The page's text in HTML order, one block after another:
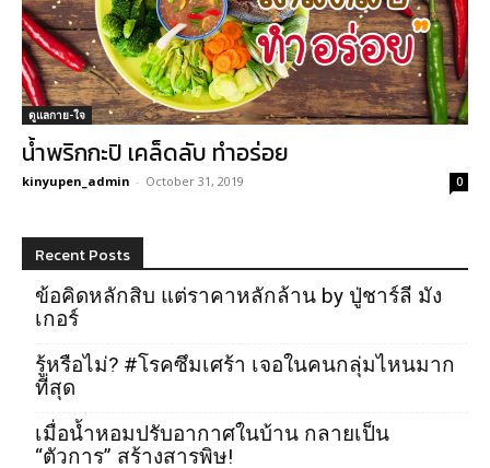
ดูแลกาย-ใจ
น้ำพริกกะปิ เคล็ดลับ ทำอร่อย
kinyupen_admin - October 31, 2019 0
Recent Posts
ข้อคิดหลักสิบ แต่ราคาหลักล้าน by ปู่ชาร์ลี มัง
เกอร์
รู้หรือไม่? #โรคซึมเศร้า เจอในคนกลุ่มไหนมาก
ที่สุด
เมื่อน้ำหอมปรับอากาศในบ้าน กลายเป็น
“ตัวการ” สร้างสารพิษ!